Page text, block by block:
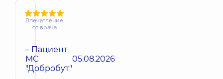
Впечатление
от врача
– Пациент
МС
"Добробут"
05.08.2026